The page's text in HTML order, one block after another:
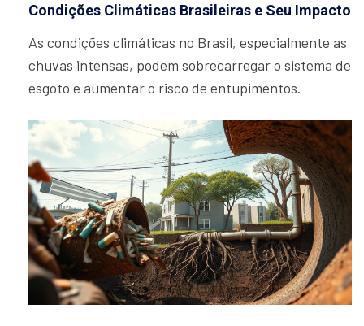
Condições Climáticas Brasileiras e Seu Impacto
As condições climáticas no Brasil, especialmente as
chuvas intensas, podem sobrecarregar o sistema de
esgoto e aumentar o risco de entupimentos.